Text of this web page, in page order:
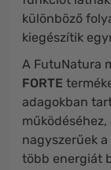
különböző
kiegészítik
A FutuNatura
FORTE
adagokban
nagyszerűek a
több energiát